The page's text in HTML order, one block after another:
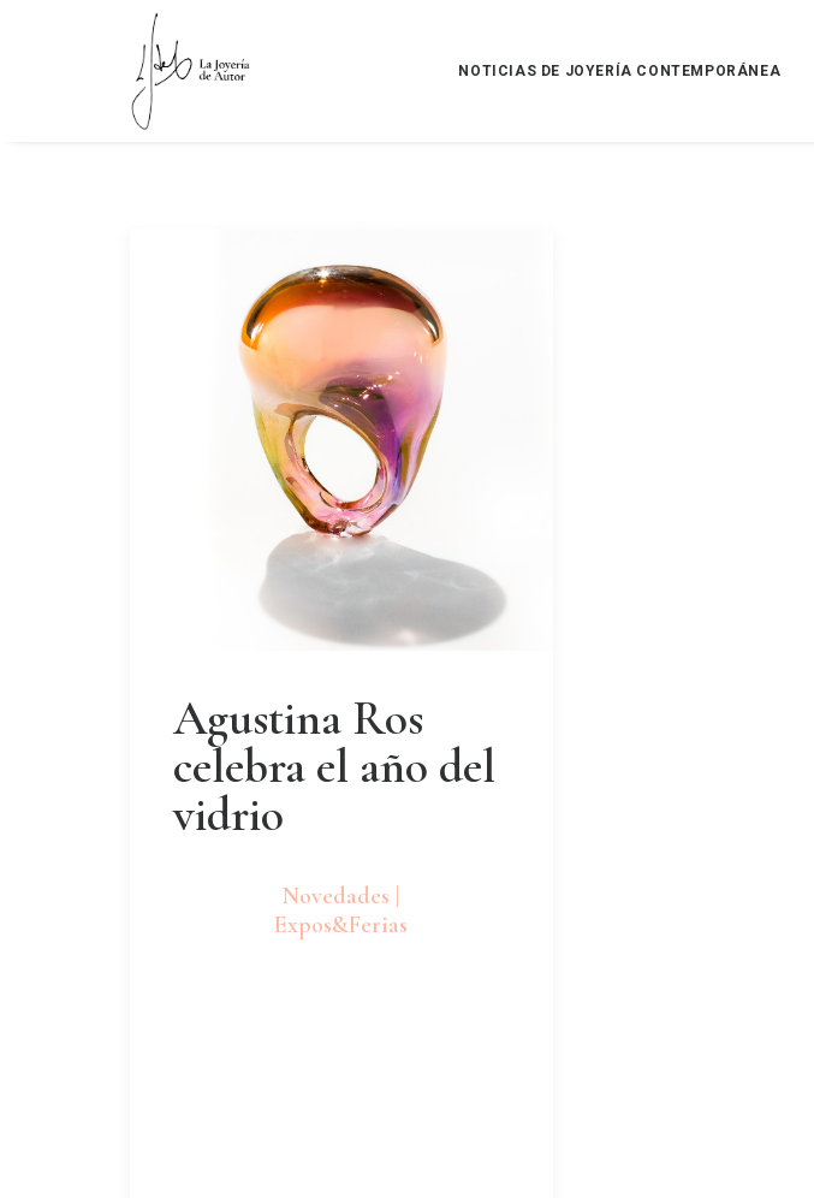
NOTICIAS DE JOYERÍA CONTEMPORÁNEA
Agustina Ros
celebra el año del
vidrio
Novedades |
Expos&Ferias